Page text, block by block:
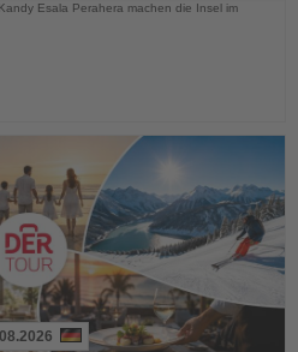
Esala Perahera machen die Insel im